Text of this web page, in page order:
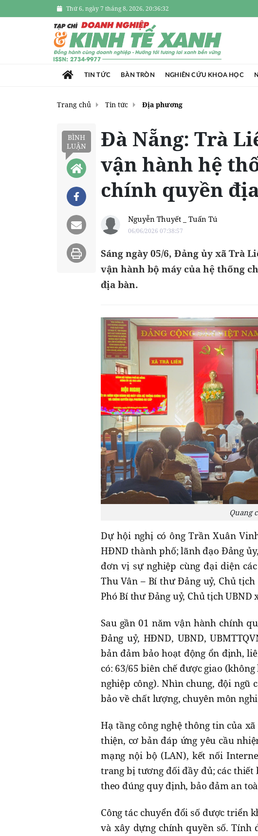
Thứ 6, ngày 7 tháng 8, 2026, 20:36:34
TIN TỨC BÀN TRÒN NGHIÊN CỨU KHOA HỌC
Trang chủ Tin tức Địa phương
BÌNH
LUẬN
Đà Nẵng: Trà
vận hành hệ
chính quyền
Nguyễn Thuyết _ Tuấn Tú
06/06/2026 07:38:57
Sáng ngày 05/6, Đảng ủy xã Trà
vận hành bộ máy của hệ thống
địa bàn.
Quang
Dự hội nghị có ông Trần Xuân
HĐND thành phố; lãnh đạo Đảng
đơn vị sự nghiệp cùng đại diện
Thu Vân – Bí thư Đảng uỷ, Chủ
Phó Bí thư Đảng uỷ, Chủ tịch
Sau gần 01 năm vận hành chính
Đảng uỷ, HĐND, UBND,
bản đảm bảo hoạt động ổn định,
có: 63/65 biên chế được giao
nghiệp công). Nhìn chung, đội ngũ
bảo về chất lượng, chuyên môn
Hạ tầng công nghệ thông tin của
thiện, cơ bản đáp ứng yêu cầu
mạng nội bộ (LAN), kết nối
trang bị tương đối đầy đủ; các
theo đúng quy định, bảo đảm an
Công tác chuyển đổi số được triển
và xây dựng chính quyền số. Tính